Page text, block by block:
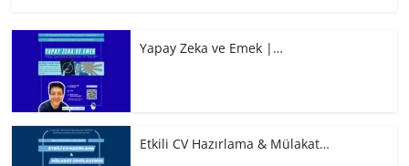
Yapay Zeka ve Emek |…
Etkili CV Hazırlama & Mülakat…